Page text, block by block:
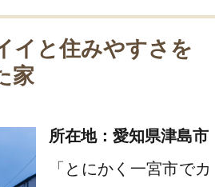
イと住みやすさを
家
所在地：愛知県津島市
「とにかく一宮市でカ